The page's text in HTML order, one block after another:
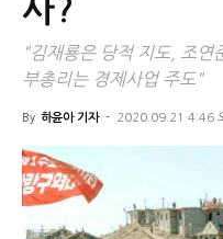
사?
"김재룡은 당적 지도, 조연
부총리는 경제사업 주도"
By 하윤아 기자 - 2020.09.21 4:46